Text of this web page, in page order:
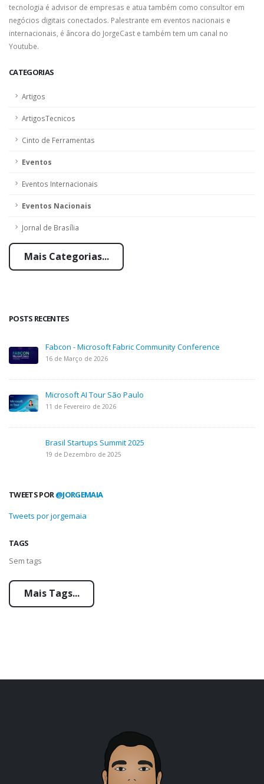
CATEGORIAS
Artigos
ArtigosTecnicos
Cinto de Ferramentas
Eventos
Eventos Internacionais
Eventos Nacionais
Jornal de Brasília
Mais Categorias...
POSTS RECENTES
Fabcon - Microsoft Fabric Community Conference
16 de Março de 2026
Microsoft AI Tour São Paulo
11 de Fevereiro de 2026
Brasil Startups Summit 2025
19 de Dezembro de 2025
TWEETS POR @JORGEMAIA
Tweets por jorgemaia
TAGS
Sem tags
Mais Tags...
tecnologia é advisor de empresas e atua também como consultor em
negócios digitais conectados. Palestrante em eventos nacionais e
internacionais, é âncora do JorgeCast e também tem um canal no
Youtube.